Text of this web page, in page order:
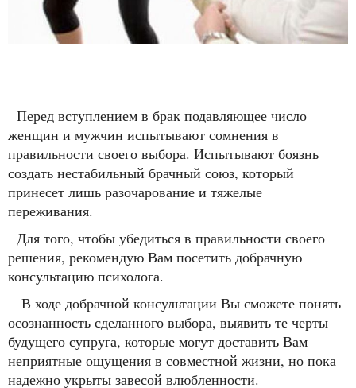
Перед вступлением в брак подавляющее число
женщин и мужчин испытывают сомнения в
правильности своего выбора. Испытывают боязнь
создать нестабильный брачный союз, который
принесет лишь разочарование и тяжелые
переживания.
Для того, чтобы убедиться в правильности своего
решения, рекомендую Вам посетить добрачную
консультацию психолога.
В ходе добрачной консультации Вы сможете понять
осознанность сделанного выбора, выявить те черты
будущего супруга, которые могут доставить Вам
неприятные ощущения в совместной жизни, но пока
надежно укрыты завесой влюбленности.